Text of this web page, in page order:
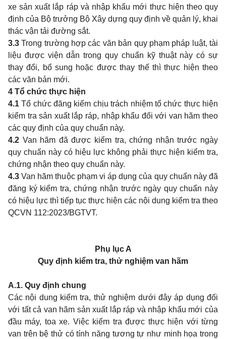
xe sản xuất lắp ráp và nhập khẩu mới thực hiện theo quy
định của Bộ trưởng Bộ Xây dựng quy định về quản lý, khai
thác vận tải đường sắt.
3.3 Trong trường hợp các văn bản quy phạm pháp luật, tài
liệu được viện dẫn trong quy chuẩn kỹ thuật này có sự
thay đổi, bổ sung hoặc được thay thế thì thực hiện theo
các văn bản mới.
4 Tổ chức thực hiện
4.1 Tổ chức đăng kiểm chịu trách nhiệm tổ chức thực hiện
kiểm tra sản xuất lắp ráp, nhập khẩu đối với van hãm theo
các quy định của quy chuẩn này.
4.2 Van hãm đã được kiểm tra, chứng nhận trước ngày
quy chuẩn này có hiệu lực không phải thực hiện kiểm tra,
chứng nhận theo quy chuẩn này.
4.3 Van hãm thuộc phạm vi áp dụng của quy chuẩn này đã
đăng ký kiểm tra, chứng nhận trước ngày quy chuẩn này
có hiệu lực thì tiếp tục thực hiện các nội dung kiểm tra theo
QCVN 112:2023/BGTVT.
Phụ lục A
Quy định kiểm tra, thử nghiệm van hãm
A.1. Quy định chung
Các nội dung kiểm tra, thử nghiệm dưới đây áp dụng đối
với tất cả van hãm sản xuất lắp ráp và nhập khẩu mới của
đầu máy, toa xe. Việc kiểm tra được thực hiện với từng
van trên bệ thử có tính năng tương tự như minh họa trong